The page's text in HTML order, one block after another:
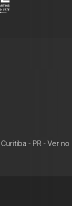
Curitiba - PR- Ver no